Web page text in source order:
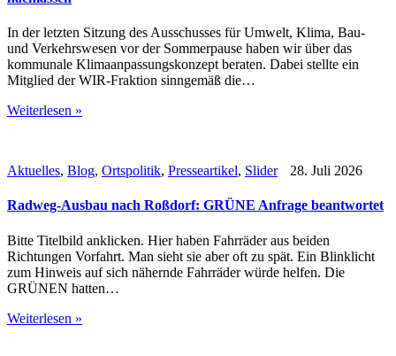
In der letzten Sitzung des Ausschusses für Umwelt, Klima, Bau-
und Verkehrswesen vor der Sommerpause haben wir über das
kommunale Klimaanpassungskonzept beraten. Dabei stellte ein
Mitglied der WIR-Fraktion sinngemäß die…
Weiterlesen »
Aktuelles, Blog, Ortspolitik, Presseartikel, Slider 28. Juli 2026
Radweg-Ausbau nach Roßdorf: GRÜNE Anfrage beantwortet
Bitte Titelbild anklicken. Hier haben Fahrräder aus beiden
Richtungen Vorfahrt. Man sieht sie aber oft zu spät. Ein Blinklicht
zum Hinweis auf sich nähernde Fahrräder würde helfen. Die
GRÜNEN hatten…
Weiterlesen »